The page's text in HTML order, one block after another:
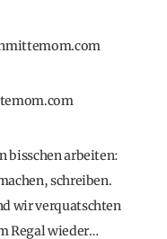
bisschen arbeiten:
schreiben.
wir verquatschten
Regal wieder…